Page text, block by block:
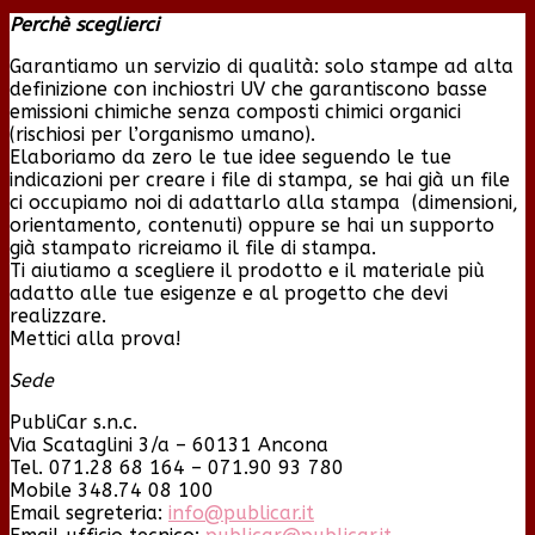
Perchè sceglierci
Garantiamo un servizio di qualità: solo stampe ad alta
definizione con inchiostri UV che garantiscono basse
emissioni chimiche senza composti chimici organici
(rischiosi per l’organismo umano).
Elaboriamo da zero le tue idee seguendo le tue
indicazioni per creare i file di stampa, se hai già un file
ci occupiamo noi di adattarlo alla stampa (dimensioni,
orientamento, contenuti) oppure se hai un supporto
già stampato ricreiamo il file di stampa.
Ti aiutiamo a scegliere il prodotto e il materiale più
adatto alle tue esigenze e al progetto che devi
realizzare.
Mettici alla prova!
Sede
PubliCar s.n.c.
Via Scataglini 3/a – 60131 Ancona
Tel. 071.28 68 164 – 071.90 93 780
Mobile 348.74 08 100
Email segreteria: info@publicar.it